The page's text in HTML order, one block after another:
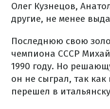
Олег Кузнецов,
другие, не менее
Последнюю свою
чемпиона СССР
1990 году. Но
он не сыграл, так как
перешел в